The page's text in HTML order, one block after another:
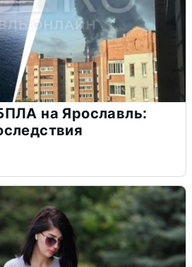
на Ярославль: